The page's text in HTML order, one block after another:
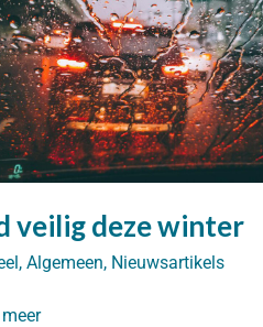
veilig deze winter
, Algemeen, Nieuwsartikels